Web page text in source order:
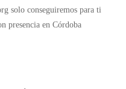
solo conseguiremos para ti
presencia en Córdoba